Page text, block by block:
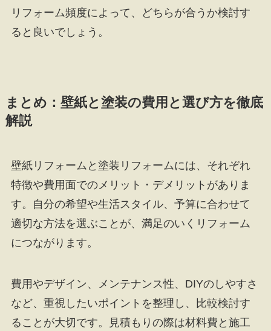
リフォーム頻度によって、どちらが合うか検討す
ると良いでしょう。
まとめ：壁紙と塗装の費用と選び方を徹底
解説
壁紙リフォームと塗装リフォームには、それぞれ
特徴や費用面でのメリット・デメリットがありま
す。自分の希望や生活スタイル、予算に合わせて
適切な方法を選ぶことが、満足のいくリフォーム
につながります。
費用やデザイン、メンテナンス性、DIYのしやすさ
など、重視したいポイントを整理し、比較検討す
ることが大切です。見積もりの際は材料費と施工